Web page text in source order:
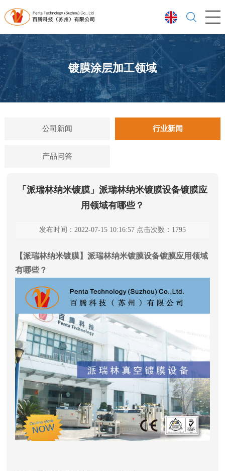
镀膜涂层加工领域
公司新闻 行业新闻
产品问答
「派瑞林纳米镀膜」派瑞林纳米镀膜设备镀膜应
用领域有哪些？
发布时间：2022-07-15 10:16:57 点击次数：1795
【派瑞林纳米镀膜】派瑞林纳米镀膜设备镀膜应用领域
有哪些？